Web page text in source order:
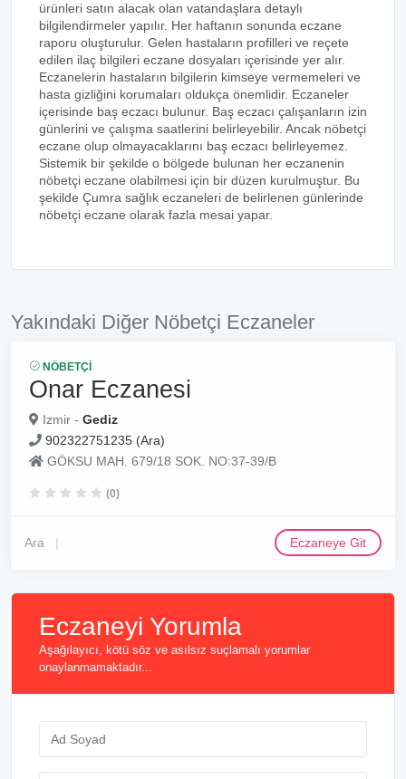
ürünleri satın alacak olan vatandaşlara detaylı
bilgilendirmeler yapılır. Her haftanın sonunda eczane
raporu oluşturulur. Gelen hastaların profilleri ve reçete
edilen ilaç bilgileri eczane dosyaları içerisinde yer alır.
Eczanelerin hastaların bilgilerin kimseye vermemeleri ve
hasta gizliğini korumaları oldukça önemlidir. Eczaneler
içerisinde baş eczacı bulunur. Baş eczacı çalışanların izin
günlerini ve çalışma saatlerini belirleyebilir. Ancak nöbetçi
eczane olup olmayacaklarını baş eczacı belirleyemez.
Sistemik bir şekilde o bölgede bulunan her eczanenin
nöbetçi eczane olabilmesi için bir düzen kurulmuştur. Bu
şekilde Çumra sağlık eczaneleri de belirlenen günlerinde
nöbetçi eczane olarak fazla mesai yapar.
Yakındaki Diğer Nöbetçi Eczaneler
NÖBETÇI
Onar Eczanesi
Izmir - Gediz
902322751235 (Ara)
GÖKSU MAH. 679/18 SOK. NO:37-39/B
(0)
Ara Eczaneye Git
Eczaneyi Yorumla
Aşağılayıcı, kötü söz ve asılsız suçlamalı yorumlar
onaylanmamaktadır...